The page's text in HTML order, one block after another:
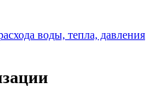
воды, тепла, давления